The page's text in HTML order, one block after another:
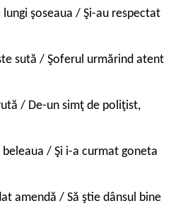
şoseaua / Şi-au respectat
sută / Şoferul urmărind atent
/ De-un simţ de poliţist,
/ Şi i-a curmat goneta
amendă / Să ştie dânsul bine